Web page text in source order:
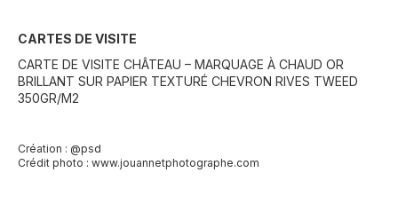
CARTES DE VISITE
CARTE DE VISITE CHÂTEAU – MARQUAGE À CHAUD OR
BRILLANT SUR PAPIER TEXTURÉ CHEVRON RIVES TWEED
350GR/M2
Création : @psd
Crédit photo : www.jouannetphotographe.com